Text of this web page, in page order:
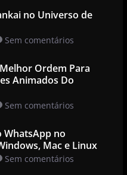
no Universo de
Sem comentários
Ordem Para
Animados Do
Sem comentários
WhatsApp no
Mac e Linux
Sem comentários